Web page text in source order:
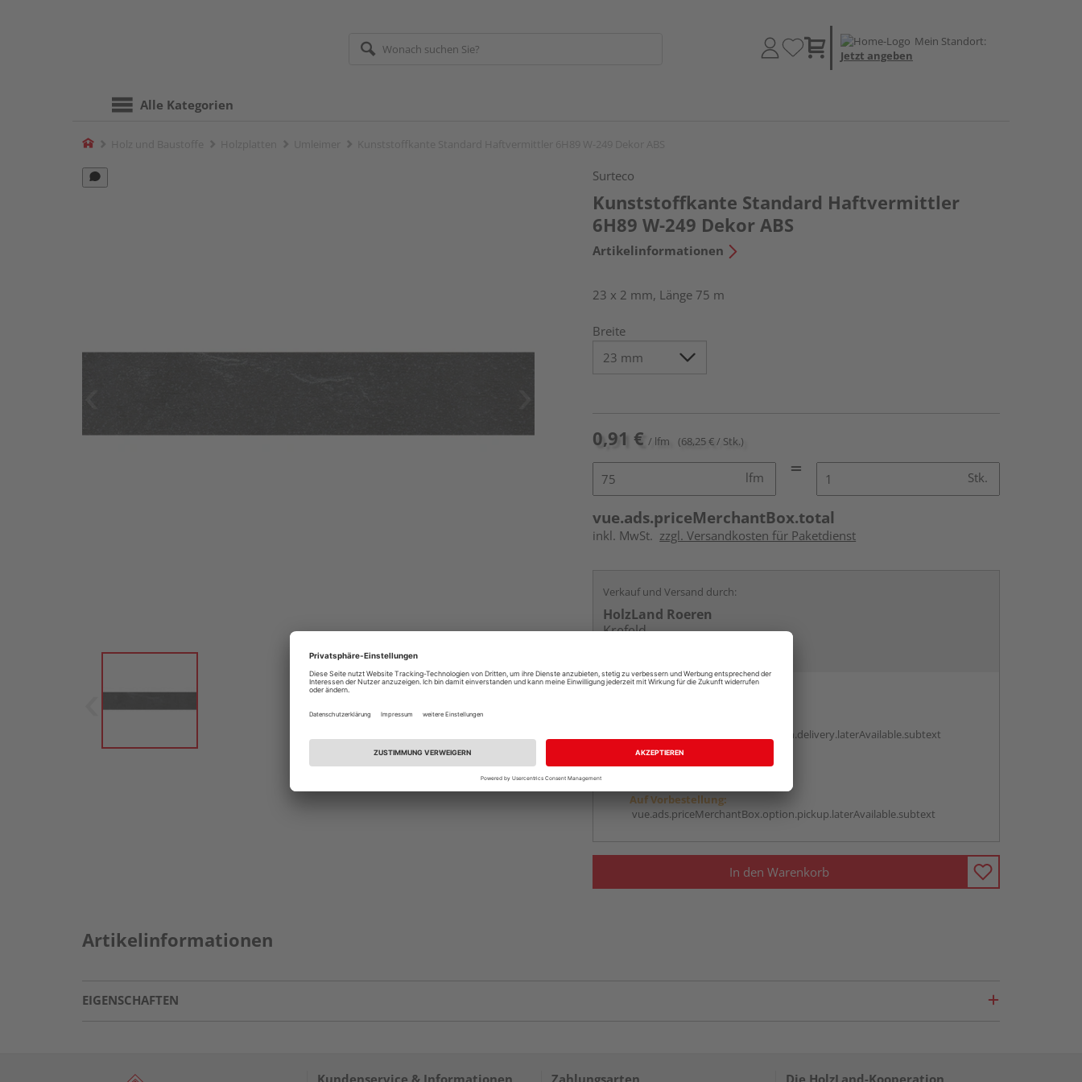
Mein Standort:
Jetzt angeben
Alle Kategorien
Home
Surteco
Kunststoffkante Standard Haftvermittler
6H89 W-249 Dekor ABS
Artikelinformationen
23 x 2 mm, Länge 75 m
Breite
0,91 € / lfm (68,25 € / Stk.)
lfm Stk.
vue.ads.priceMerchantBox.total
inkl. MwSt. zzgl. Versandkosten für Paketdienst
Verkauf und Versand durch:
HolzLand Roeren
Krefeld
vue.ads.priceMerchantBox.option.delivery.laterAvailable.subtext
Auf Vorbestellung:
vue.ads.priceMerchantBox.option.pickup.laterAvailable.subtext
In den Warenkorb
Artikelinformationen
EIGENSCHAFTEN
Kundenservice & Informationen Zahlungsarten Die HolzLand-Kooperation